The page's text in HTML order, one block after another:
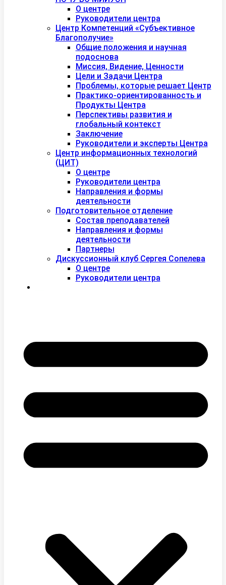
О центре
Руководители центра
Центр Компетенций «Субъективное
Благополучие»
Общие положения и научная
подоснова
Миссия, Видение, Ценности
Цели и Задачи Центра
Проблемы, которые решает Центр
Практико-ориентированность и
Продукты Центра
Перспективы развития и
глобальный контекст
Заключение
Руководители и эксперты Центра
Центр информационных технологий
(ЦИТ)
О центре
Руководители центра
Направления и формы
деятельности
Подготовительное отделение
Состав преподавателей
Направления и формы
деятельности
Партнеры
Дискуссионный клуб Сергея Сопелева
О центре
Руководители центра